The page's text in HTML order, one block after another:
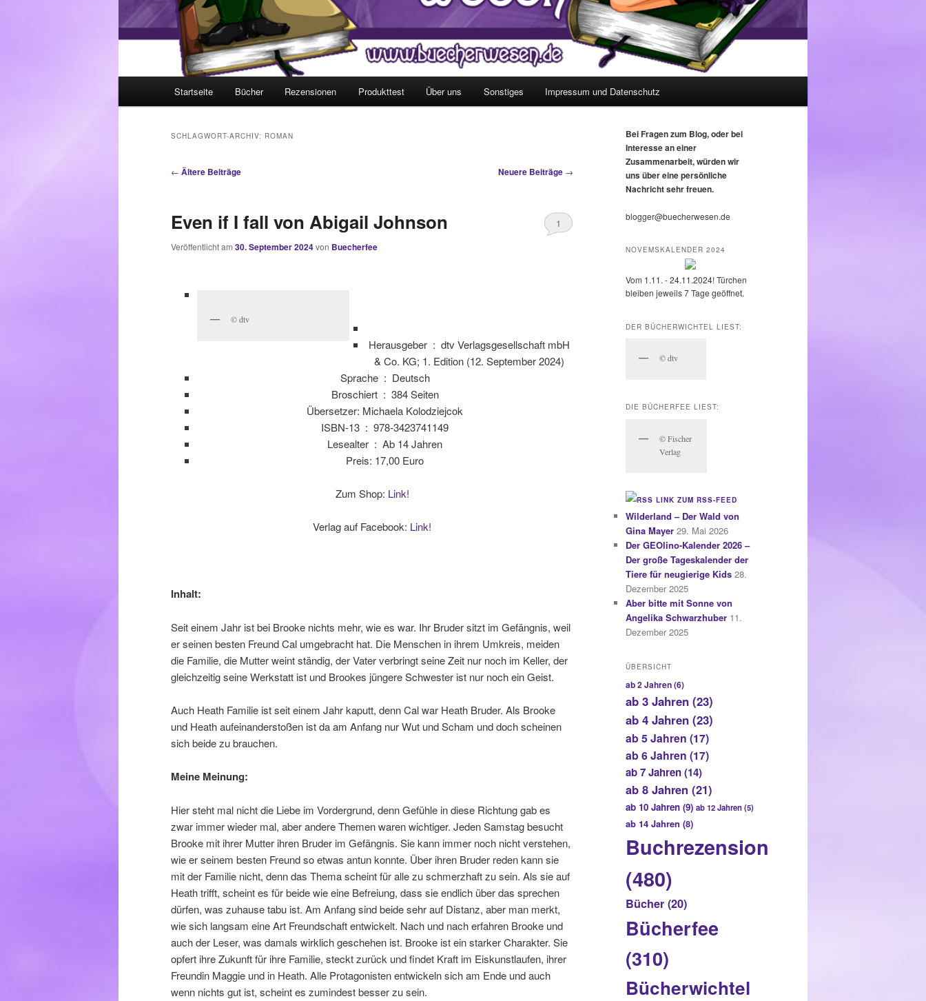
Startseite Bücher Rezensionen Produkttest Über uns Sonstiges Impressum und Datenschutz
SCHLAGWORT-ARCHIV: ROMAN
Beitragsnavigation
← Ältere Beiträge Neuere Beiträge →
Even if I fall von Abigail Johnson
Veröffentlicht am 30. September 2024von Buecherfee
1
© dtv
Herausgeber ‏ : ‎dtv Verlagsgesellschaft mbH
& Co. KG; 1. Edition (12. September 2024)
Sprache ‏ : ‎ Deutsch
Broschiert ‏ : ‎ 384 Seiten
Übersetzer: Michaela Kolodziejcok
ISBN-13 ‏ : ‎978-3423741149
Lesealter ‏ : ‎Ab 14 Jahren
Preis: 17,00 Euro
Zum Shop: Link!
Verlag auf Facebook: Link!
Inhalt:
Seit einem Jahr ist bei Brooke nichts mehr, wie es war. Ihr Bruder sitzt im Gefängnis, weil
er seinen besten Freund Cal umgebracht hat. Die Menschen in ihrem Umkreis, meiden
die Familie, die Mutter weint ständig, der Vater verbringt seine Zeit nur noch im Keller, der
gleichzeitig seine Werkstatt ist und Brookes jüngere Schwester ist nur noch ein Geist.
Auch Heath Familie ist seit einem Jahr kaputt, denn Cal war Heath Bruder. Als Brooke
und Heath aufeinanderstoßen ist da am Anfang nur Wut und Scham und doch scheinen
sich beide zu brauchen.
Meine Meinung:
Hier steht mal nicht die Liebe im Vordergrund, denn Gefühle in diese Richtung gab es
zwar immer wieder mal, aber andere Themen waren wichtiger. Jeden Samstag besucht
Brooke mit ihrer Mutter ihren Bruder im Gefängnis. Sie kann immer noch nicht verstehen,
wie er seinem besten Freund so etwas antun konnte. Über ihren Bruder reden kann sie
mit der Familie nicht, denn das Thema scheint für alle zu schmerzhaft zu sein. Als sie auf
Heath trifft, scheint es für beide wie eine Befreiung, dass sie endlich über das sprechen
dürfen, was zuhause tabu ist. Am Anfang sind beide sehr auf Distanz, aber man merkt,
wie sich langsam eine Art Freundschaft entwickelt. Nach und nach erfahren Brooke und
auch der Leser, was damals wirklich geschehen ist. Brooke ist ein starker Charakter. Sie
opfert ihre Zukunft für ihre Familie, steckt zurück und findet Kraft im Eiskunstlaufen, ihrer
Freundin Maggie und in Heath. Alle Protagonisten entwickeln sich am Ende und auch
wenn nichts gut ist, scheint es zumindest besser zu sein.
Bei Fragen zum Blog, oder bei
Interesse an einer
Zusammenarbeit, würden wir
uns über eine persönliche
Nachricht sehr freuen.
blogger@buecherwesen.de
NOVEMSKALENDER 2024
Vom 1.11. - 24.11.2024! Türchen
bleiben jeweils 7 Tage geöffnet.
DER BÜCHERWICHTEL LIEST:
© dtv
DIE BÜCHERFEE LIEST:
© Fischer
Verlag
LINK ZUM RSS-FEED
Wilderland – Der Wald von
Gina Mayer 29. Mai 2026
Der GEOlino-Kalender 2026 –
Der große Tageskalender der
Tiere für neugierige Kids 28.
Dezember 2025
Aber bitte mit Sonne von
Angelika Schwarzhuber 11.
Dezember 2025
ÜBERSICHT
ab 2 Jahren(6)
ab 3 Jahren (23)
ab 4 Jahren (23)
ab 5 Jahren (17)
ab 6 Jahren (17)
ab 7 Jahren(14)
ab 8 Jahren (21)
ab 10 Jahren (9) ab 12 Jahren(5)
ab 14 Jahren (8)
Buchrezension
(480)
Bücher (20)
Bücherfee
(310)
Bücherwichtel